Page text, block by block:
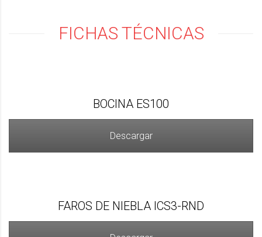
FICHAS TÉCNICAS
BOCINA ES100
Descargar
FAROS DE NIEBLA ICS3-RND